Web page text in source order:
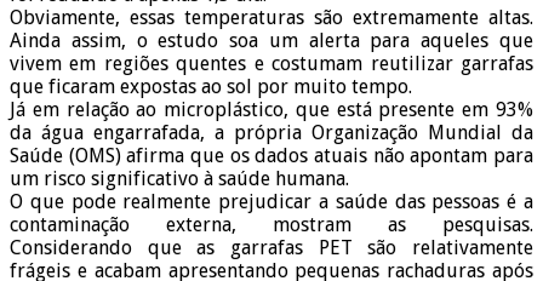
Obviamente, essas temperaturas são extremamente altas.
Ainda assim, o estudo soa um alerta para aqueles que
vivem em regiões quentes e costumam reutilizar garrafas
que ficaram expostas ao sol por muito tempo.
Já em relação ao microplástico, que está presente em 93%
da água engarrafada, a própria Organização Mundial da
Saúde (OMS) afirma que os dados atuais não apontam para
um risco significativo à saúde humana.
O que pode realmente prejudicar a saúde das pessoas é a
contaminação externa, mostram as pesquisas.
Considerando que as garrafas PET são relativamente
frágeis e acabam apresentando pequenas rachaduras após